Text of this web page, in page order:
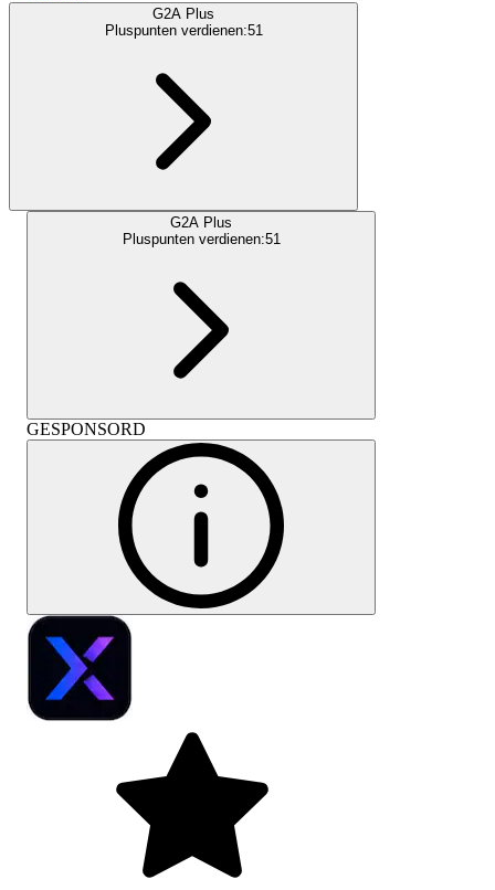
G2A Plus
Pluspunten verdienen:51
G2A Plus
Pluspunten verdienen:51
GESPONSORD